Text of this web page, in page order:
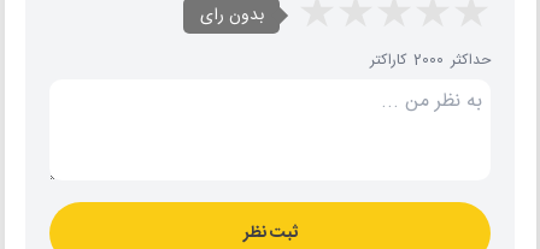
بدون رای
حداکثر 2000 کاراکتر
ثبت نظر